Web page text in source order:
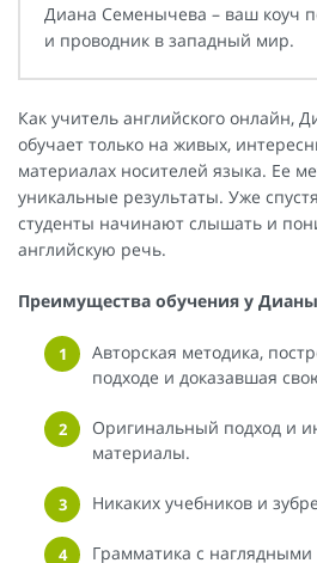
Диана Семенычева – ваш коуч
и проводник в западный мир.
Как учитель английского онлайн,
обучает только на живых,
материалах носителей языка. Ее
уникальные результаты. Уже
студенты начинают слышать и
английскую речь.
Преимущества обучения у
Авторская методика,
подходе и доказавшая
Оригинальный подход и
материалы.
Никаких учебников и
Грамматика с